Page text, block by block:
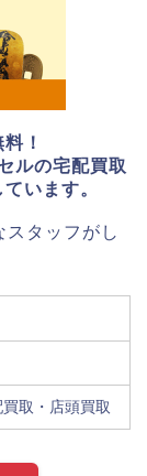
！
ルの宅配買取
います。
スタッフがし
取・店頭買取